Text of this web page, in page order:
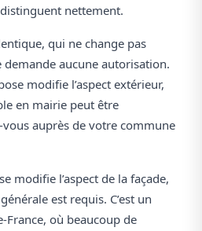
nettement.
qui ne change pas
demande aucune autorisation.
modifie l’aspect extérieur,
en mairie peut être
vous auprès de votre commune
modifie l’aspect de la façade,
est requis. C’est un
où beaucoup de